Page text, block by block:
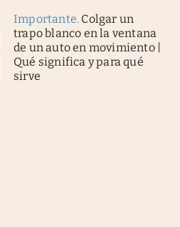
Importante. Colgar un
trapo blanco en la ventana
de un auto en movimiento |
Qué significa y para qué
sirve